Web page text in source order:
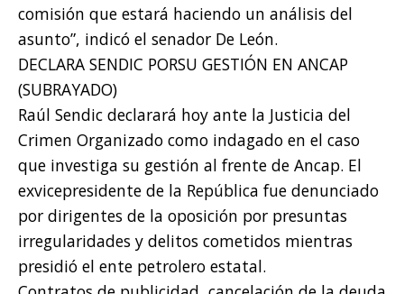
comisión que estará haciendo un análisis del
asunto”, indicó el senador De León.
DECLARA SENDIC PORSU GESTIÓN EN ANCAP
(SUBRAYADO)
Raúl Sendic declarará hoy ante la Justicia del
Crimen Organizado como indagado en el caso
que investiga su gestión al frente de Ancap. El
exvicepresidente de la República fue denunciado
por dirigentes de la oposición por presuntas
irregularidades y delitos cometidos mientras
presidió el ente petrolero estatal.